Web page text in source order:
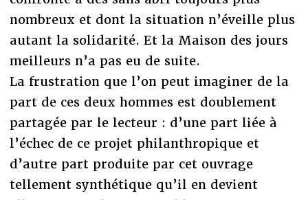
nombreux et dont la situation n’éveille plus
autant la solidarité. Et la Maison des jours
meilleurs n’a pas eu de suite.
La frustration que l’on peut imaginer de la
part de ces deux hommes est doublement
partagée par le lecteur : d’une part liée à
l’échec de ce projet philanthropique et
d’autre part produite par cet ouvrage
tellement synthétique qu’il en devient